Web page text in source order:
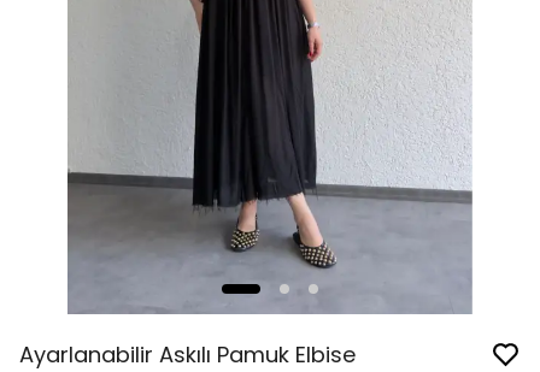
Ayarlanabilir Askılı Pamuk Elbise